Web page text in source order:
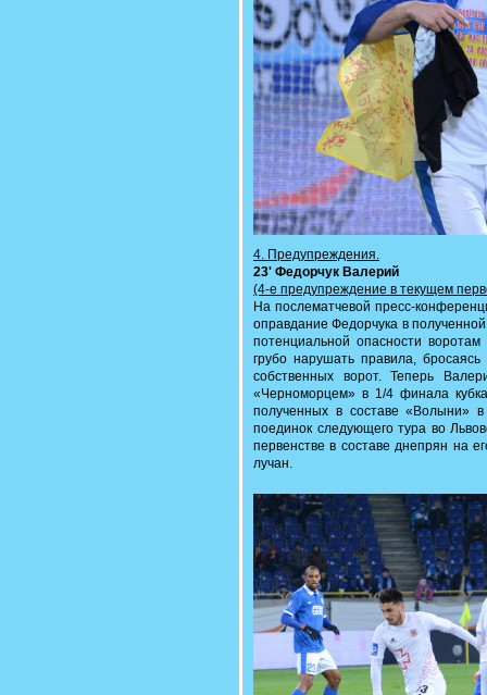
4. Предупреждения.
23' Федорчук Валерий
(4-е предупреждение в текущем
На послематчевой пресс-
оправдание Федорчука в
потенциальной опасности
грубо нарушать правила,
собственных ворот. Теперь
«Черноморцем» в 1/4 финала
полученных в составе «Волыни»
поединок следующего тура во
первенстве в составе днепрян на
лучан.